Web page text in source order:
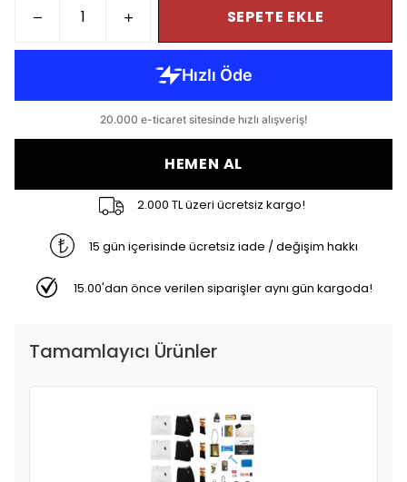
SEPETE EKLE
HEMEN AL
2.000 TL üzeri ücretsiz kargo!
15 gün içerisinde ücretsiz iade / değişim hakkı
15.00'dan önce verilen siparişler aynı gün kargoda!
Tamamlayıcı Ürünler